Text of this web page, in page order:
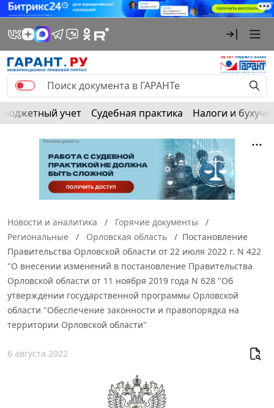
Бюджетный учет Судебная практика Налоги и
Новости и аналитика
Горячие документы
Региональные
Орловская область
Постановление
Правительства Орловской области от 22 июля 2022 г. N 422
"О внесении изменений в постановление Правительства
Орловской области от 11 ноября 2019 года N 628 "Об
утверждении государственной программы Орловской
области "Обеспечение законности и правопорядка на
территории Орловской области"
6 августа 2022